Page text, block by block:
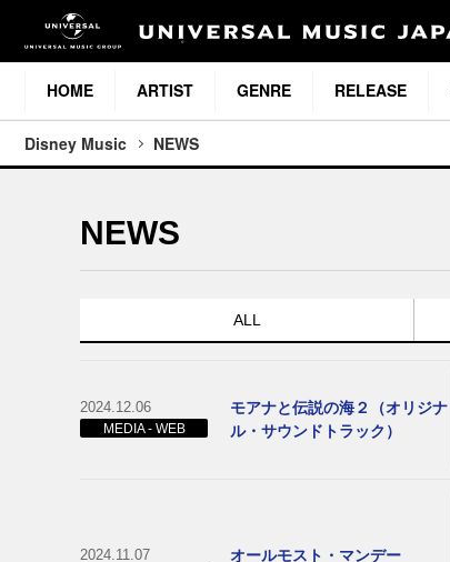
HOME ARTIST GENRE RELEASE
Disney Music NEWS
NEWS
ALL
2024.12.06
MEDIA - WEB
モアナと伝説の海２（オリジナ
ル・サウンドトラック）
2024.11.07 オールモスト・マンデー